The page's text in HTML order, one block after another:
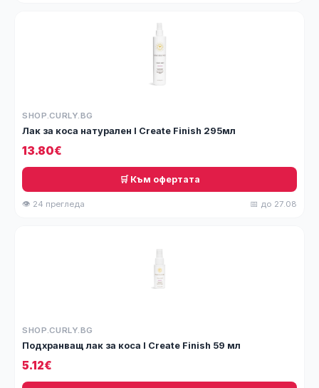
SHOP.CURLY.BG
Лак за коса натурален I Create Finish 295мл
13.80€
🛒 Към офертата
👁 24 прегледа 📅 до 27.08
SHOP.CURLY.BG
Подхранващ лак за коса I Create Finish 59 мл
5.12€